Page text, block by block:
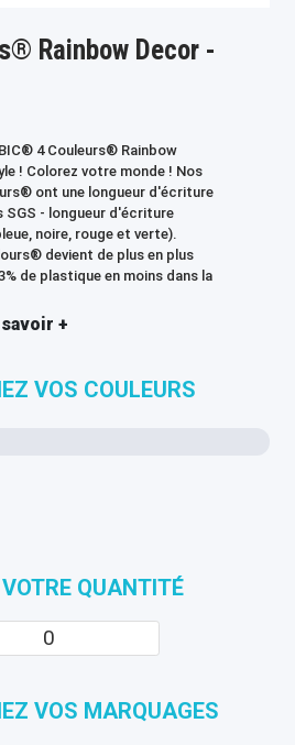
Rainbow Decor -
4 Couleurs® Rainbow
! Colorez votre monde ! Nos
ont une longueur d'écriture
SGS - longueur d'écriture
noire, rouge et verte).
devient de plus en plus
de plastique en moins dans la
savoir +
VOS COULEURS
QUANTITÉ
VOS MARQUAGES